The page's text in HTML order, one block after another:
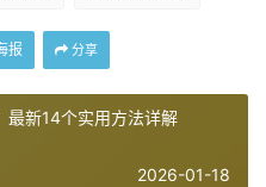
报 分享
最新14个实用方法详解
2026-01-18